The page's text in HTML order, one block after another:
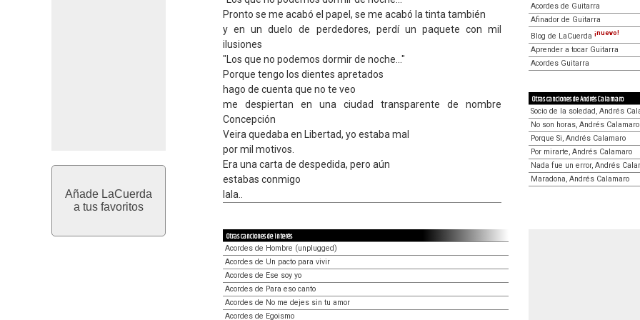
Añade LaCuerda
a tus favoritos
Pronto se me acabó el papel, se me acabó la tinta también
y en un duelo de perdedores, perdí un paquete con mil
ilusiones
"Los que no podemos dormir de noche..."
Porque tengo los dientes apretados
hago de cuenta que no te veo
me despiertan en una ciudad transparente de nombre
Concepción
Veira quedaba en Libertad, yo estaba mal
por mil motivos.
Era una carta de despedida, pero aún
estabas conmigo
lala..
Acordes de Guitarra
Afinador de Guitarra
Blog de LaCuerda ¡nuevo!
Aprender a tocar Guitarra
Acordes Guitarra
Otras canciones de Andrés Calamaro
Socio de la soledad, Andrés
No son horas, Andrés Calamaro
Porque Si, Andrés Calamaro
Por mirarte, Andrés Calamaro
Nada fue un error, Andrés
Maradona, Andrés Calamaro
Otras canciones de interés
Acordes de Hombre (unplugged)
Acordes de Un pacto para vivir
Acordes de Ese soy yo
Acordes de Para eso canto
Acordes de No me dejes sin tu amor
Acordes de Egoismo